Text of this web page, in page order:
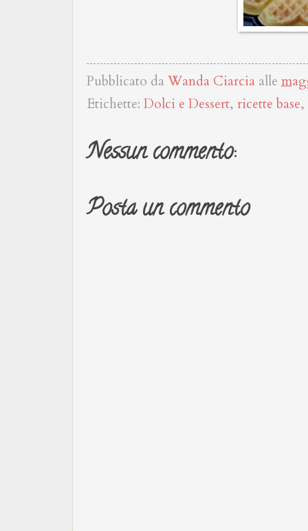
Pubblicato da Wanda Ciarcia alle
Etichette: Dolci e Dessert, ricette base,
Nessun commento:
Posta un commento